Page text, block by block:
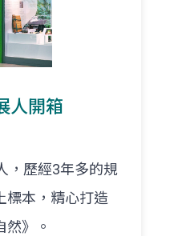
人開箱
，歷經3年多的規
標本，精心打造
然》。